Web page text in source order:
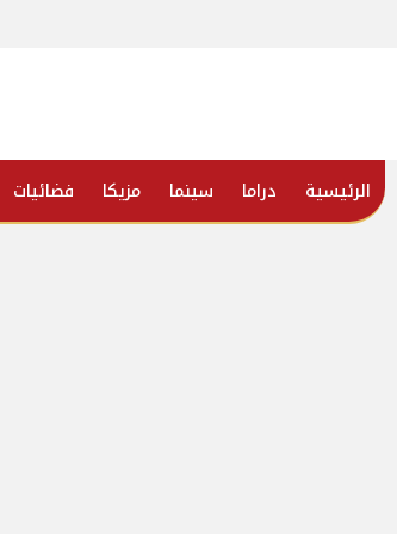
الرئيسية دراما سينما مزيكا فضائيات